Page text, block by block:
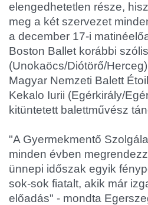
elengedhetetlen része,
meg a két szervezet
a december 17-i
Boston Ballet korábbi
(Unokaöcs/Diótörő/
Magyar Nemzeti Balett
Kekalo Iurii (Egérkirály/
kitüntetett balettművész
"A Gyermekmentő
minden évben
ünnepi időszak egyik
sok-sok fiatalt, akik már
előadás" - mondta